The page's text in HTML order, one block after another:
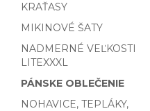
KRAŤASY
MIKINOVÉ ŠATY
NADMERNÉ VEĽKOSTI
LITEXXXL
PÁNSKE OBLEČENIE
NOHAVICE, TEPLÁKY,